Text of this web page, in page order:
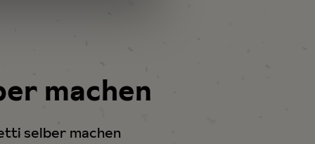
machen
selber machen